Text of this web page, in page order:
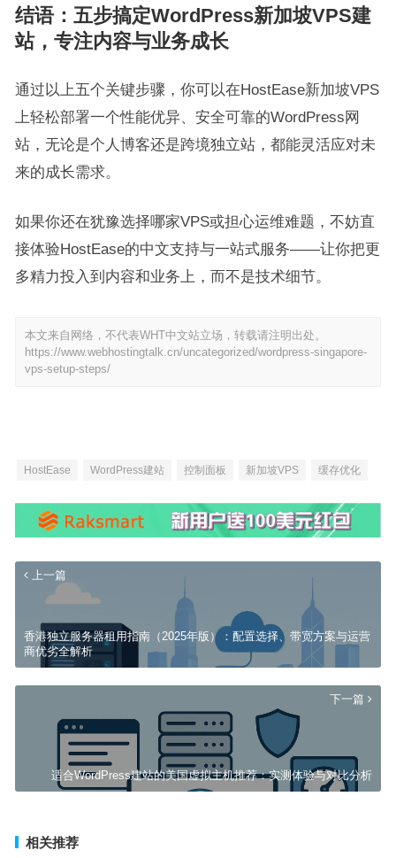
结语：五步搞定WordPress新加坡VPS建
站，专注内容与业务成长
通过以上五个关键步骤，你可以在HostEase新加坡VPS
上轻松部署一个性能优异、安全可靠的WordPress网
站，无论是个人博客还是跨境独立站，都能灵活应对未
来的成长需求。
如果你还在犹豫选择哪家VPS或担心运维难题，不妨直
接体验HostEase的中文支持与一站式服务——让你把更
多精力投入到内容和业务上，而不是技术细节。
本文来自网络，不代表WHT中文站立场，转载请注明出处。
https://www.webhostingtalk.cn/uncategorized/wordpress-singapore-
vps-setup-steps/
HostEase WordPress建站 控制面板 新加坡VPS 缓存优化
上一篇
香港独立服务器租用指南（2025年版）：配置选择、带宽方案与运营
商优劣全解析
下一篇
适合WordPress建站的美国虚拟主机推荐：实测体验与对比分析
相关推荐